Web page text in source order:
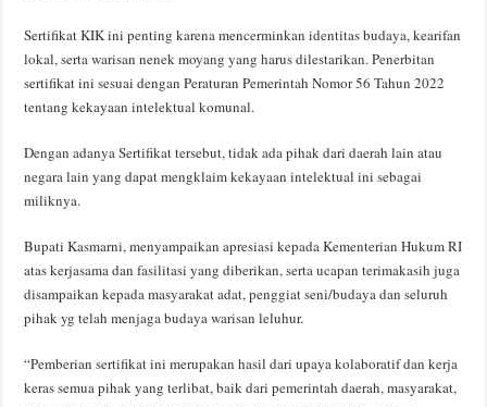
Sertifikat KIK ini penting karena mencerminkan identitas budaya, kearifan
lokal, serta warisan nenek moyang yang harus dilestarikan. Penerbitan
sertifikat ini sesuai dengan Peraturan Pemerintah Nomor 56 Tahun 2022
tentang kekayaan intelektual komunal.
Dengan adanya Sertifikat tersebut, tidak ada pihak dari daerah lain atau
negara lain yang dapat mengklaim kekayaan intelektual ini sebagai
miliknya.
Bupati Kasmarni, menyampaikan apresiasi kepada Kementerian Hukum RI
atas kerjasama dan fasilitasi yang diberikan, serta ucapan terimakasih juga
disampaikan kepada masyarakat adat, penggiat seni/budaya dan seluruh
pihak yg telah menjaga budaya warisan leluhur.
“Pemberian sertifikat ini merupakan hasil dari upaya kolaboratif dan kerja
keras semua pihak yang terlibat, baik dari pemerintah daerah, masyarakat,